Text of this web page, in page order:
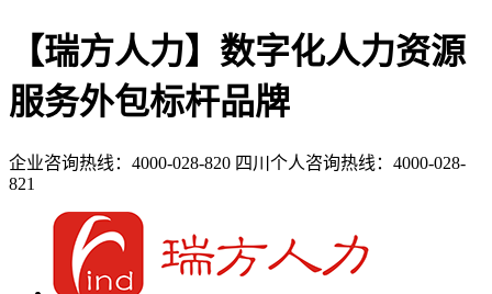
【瑞方人力】数字化人力资源
服务外包标杆品牌
企业咨询热线：4000-028-820 四川个人咨询热线：4000-028-
821